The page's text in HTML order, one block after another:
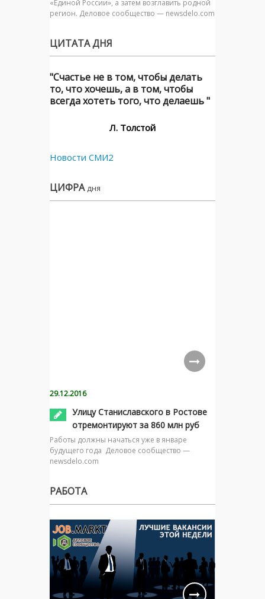
«Единой России», а затем возглавить родной
регион. Деловое сообщество — newsdelo.com
ЦИТАТА ДНЯ
"Счастье не в том, чтобы делать
то, что хочешь, а в том, чтобы
всегда хотеть того, что делаешь "
Л. Толстой
Новости СМИ2
ЦИФРА дня
29.12.2016
Улицу Станиславского в Ростове
отремонтируют за 860 млн руб
Работы должны начаться уже в январе
будущего года Деловое сообщество —
newsdelo.com
РАБОТА